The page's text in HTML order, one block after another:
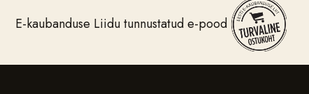
E-kaubanduse Liidu tunnustatud e-pood